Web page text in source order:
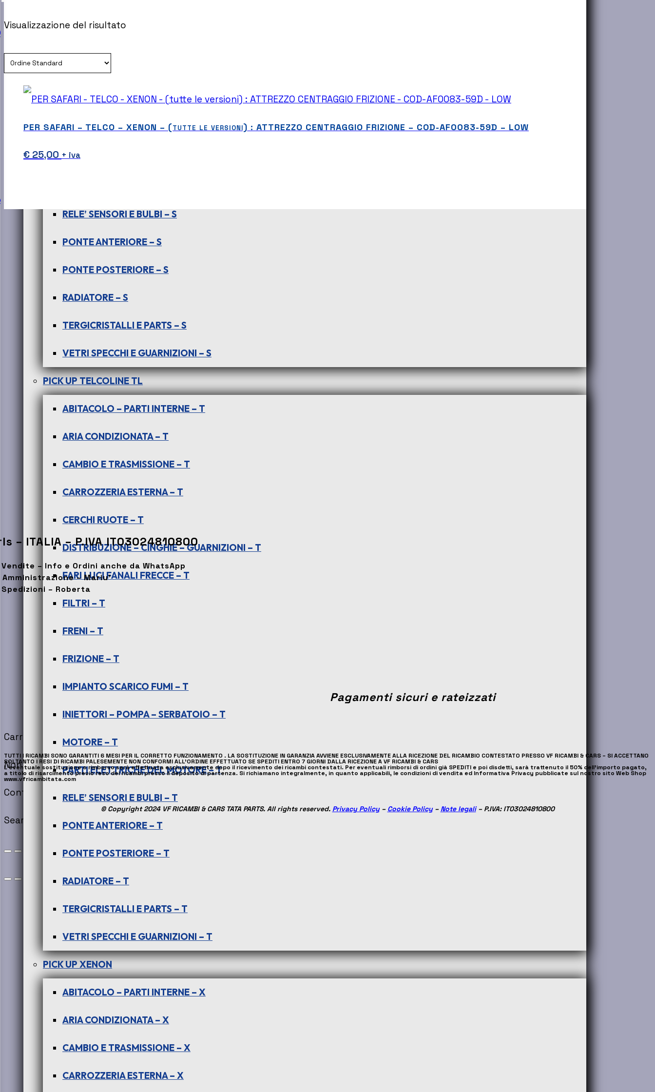
FILTRI – S
FRIZIONE – S
IMPIANTO SCARICO FUMI – S
INIETTORI – POMPA – SERBATOIO – S
MOTORE – S
RELE’ SENSORI E BULBI – S
PONTE ANTERIORE – S
PONTE POSTERIORE – S
RADIATORE – S
TERGICRISTALLI E PARTS – S
VETRI SPECCHI E GUARNIZIONI – S
PICK UP TELCOLINE TL
ABITACOLO – PARTI INTERNE – T
ARIA CONDIZIONATA – T
CAMBIO E TRASMISSIONE – T
CARROZZERIA ESTERNA – T
CERCHI RUOTE – T
DISTRIBUZIONE – CINGHIE – GUARNIZIONI – T
FARI LUCI FANALI FRECCE – T
FILTRI – T
FRENI – T
FRIZIONE – T
IMPIANTO SCARICO FUMI – T
INIETTORI – POMPA – SERBATOIO – T
MOTORE – T
PARTI ELETTRICHE DEL MOTORE – T
RELE’ SENSORI E BULBI – T
PONTE ANTERIORE – T
PONTE POSTERIORE – T
RADIATORE – T
TERGICRISTALLI E PARTS – T
VETRI SPECCHI E GUARNIZIONI – T
PICK UP XENON
ABITACOLO – PARTI INTERNE – X
ARIA CONDIZIONATA – X
CAMBIO E TRASMISSIONE – X
CARROZZERIA ESTERNA – X
Visualizzazione del risultato
PER SAFARI – TELCO – XENON – (tutte le versioni) : ATTREZZO CENTRAGGIO FRIZIONE – COD-AF0083-59D – LOW
€ 25,00 + iva
– ITALIA – P.IVA IT03024810800
– Info e Ordini anche da WhatsApp
– Mariu’
– Roberta
Pagamenti sicuri e rateizzati
TUTTI I RICAMBI SONO GARANTITI 6 MESI PER IL CORRETTO FUNZIONAMENTO . LA SOSTITUZIONE IN GARANZIA AVVIENE ESCLUSIVAMENTE ALLA RICEZIONE DEL RICAMBIO CONTESTATO PRESSO VF RICAMBI & CARS – SI ACCETTANO
SOLTANTO I RESI DI RICAMBI PALESEMENTE NON CONFORMI ALL’ORDINE EFFETTUATO SE SPEDITI ENTRO 7 GIORNI DALLA RICEZIONE A VF RICAMBI & CARS
L’eventuale sostituzione o rimborso sarà effettuata esclusivamente dopo il ricevimento dei ricambi contestati. Per eventuali rimborsi di ordini già SPEDITI e poi disdetti, sarà trattenuto il 50% dell’importo pagato,
a titolo di risarcimento previo reso dei ricambi presso il deposito di partenza. Si richiamano integralmente, in quanto applicabili, le condizioni di vendita ed Informativa Privacy pubblicate sul nostro sito Web Shop
www.vfricambitata.com
© Copyright 2024 VF RICAMBI & CARS TATA PARTS. All rights reserved. Privacy Policy – Cookie Policy– Note legali – P.IVA: IT03024810800
Carrello
Non ci sono prodotti nel carrello!
Continua a fare acquisti
Search for: Search Button